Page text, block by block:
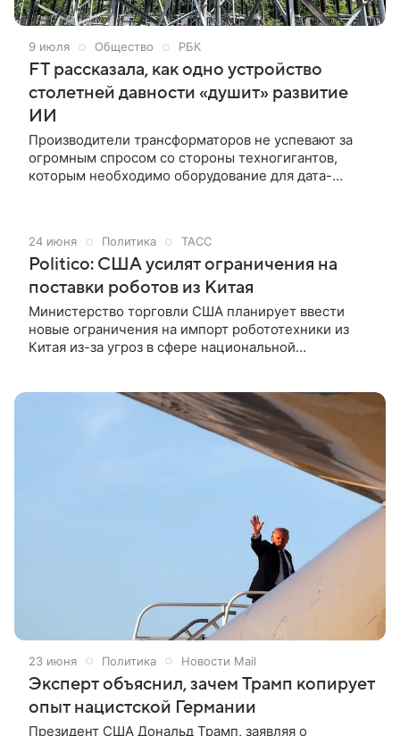
9 июля Общество РБК
FT рассказала, как одно устройство
столетней давности «душит» развитие
ИИ
Производители трансформаторов не успевают за
огромным спросом со стороны техногигантов,
которым необходимо оборудование для дата-
24 июня Политика ТАСС
Politico: США усилят ограничения на
поставки роботов из Китая
Министерство торговли США планирует ввести
новые ограничения на импорт робототехники из
Китая из-за угроз в сфере национальной
администрация США предрекает гонку вооружений
в сфере роботизированного оружия.
23 июня Политика Новости Mail
Эксперт объяснил, зачем Трамп копирует
опыт нацистской Германии
Президент США Дональд Трамп, заявляя о